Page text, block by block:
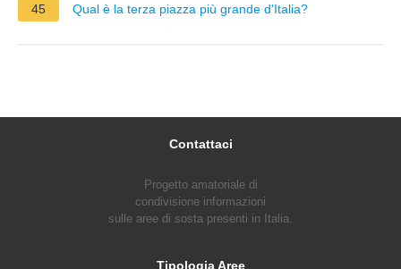
45 Qual è la terza piazza più grande d'Italia?
Contattaci
Progetto amatoriale di
condivisione informazioni
sulle aree di sosta presenti in Italia.
Tipologia Aree